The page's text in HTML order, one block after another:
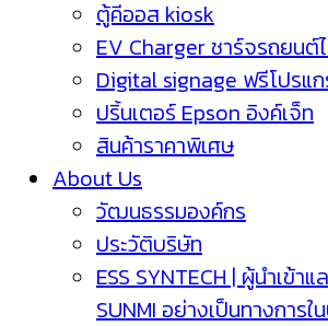
ตู้คีออส kiosk
EV Charger ชาร์จรถยนต์
Digital signage ฟรีโปรแ
ปริ้นเตอร์ Epson อิงค์เจ็ท
สินค้าราคาพิเศษ
About Us
วัฒนธรรมองค์กร
ประวัติบริษัท
ESS SYNTECH | ผู้นำเข้า
SUNMI อย่างเป็นทางการใ